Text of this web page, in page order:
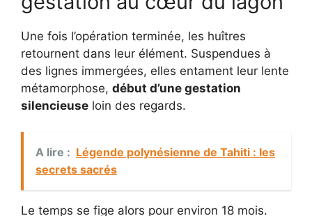
Une fois l’opération terminée, les huîtres
retournent dans leur élément. Suspendues à
des lignes immergées, elles entament leur lente
métamorphose, début d’une gestation
silencieuse loin des regards.
A lire : Légende polynésienne de Tahiti : les
secrets sacrés
Le temps se fige alors pour environ 18 mois.